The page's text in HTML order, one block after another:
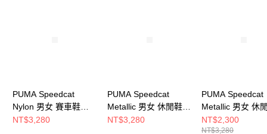
PUMA Speedcat
Nylon 男女 賽車鞋
40532302
NT$3,280
PUMA Speedcat
Metallic 男女 休閒鞋
40368901
NT$3,280
PUMA Speedcat
Metallic 男女 休
40368902
NT$2,300
NT$3,280